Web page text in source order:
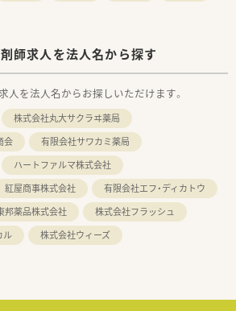
師求人を法人名から探す
人を法人名からお探しいただけます。
株式会社丸大サクラヰ薬局
会
有限会社サワカミ薬局
ハートファルマ株式会社
紅屋商事株式会社
有限会社エフ・ディカトウ
邦薬品株式会社
株式会社フラッシュ
ル
株式会社ウィーズ